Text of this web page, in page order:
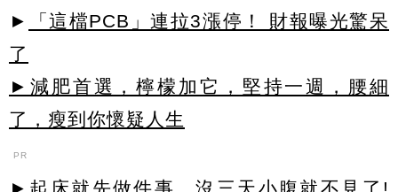
►
「這檔PCB」連拉3漲停！ 財報曝光驚呆
了
►減肥首選，檸檬加它，堅持一週，腰細
了，瘦到你懷疑人生
PR